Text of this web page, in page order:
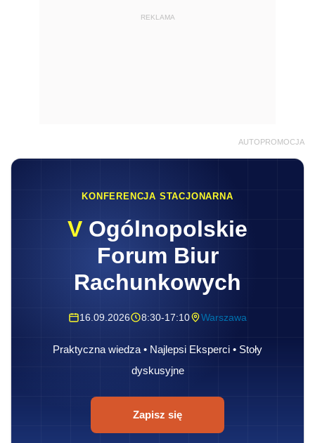
REKLAMA
AUTOPROMOCJA
KONFERENCJA STACJONARNA
V Ogólnopolskie
Forum Biur
Rachunkowych
16.09.2026 8:30-17:10 Warszawa
Praktyczna wiedza • Najlepsi Eksperci • Stoły
dyskusyjne
Zapisz się